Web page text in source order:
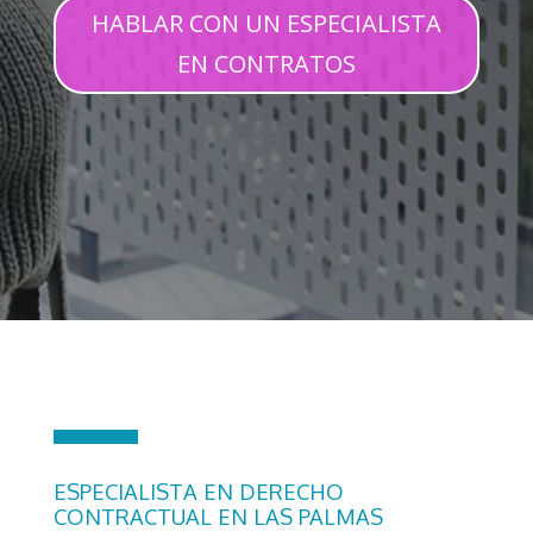
HABLAR CON UN ESPECIALISTA
EN CONTRATOS
ESPECIALISTA EN DERECHO
CONTRACTUAL EN LAS PALMAS